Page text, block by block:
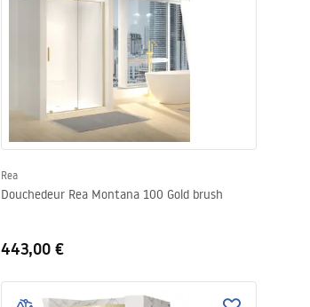
Rea
Douchedeur Rea Montana 100 Gold brush
443,00 €